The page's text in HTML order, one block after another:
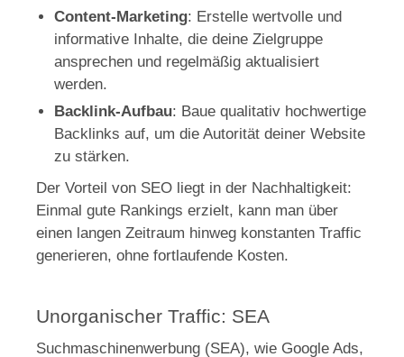
Content-Marketing: Erstelle wertvolle und
informative Inhalte, die deine Zielgruppe
ansprechen und regelmäßig aktualisiert
werden.
Backlink-Aufbau: Baue qualitativ hochwertige
Backlinks auf, um die Autorität deiner Website
zu stärken.
Der Vorteil von SEO liegt in der Nachhaltigkeit:
Einmal gute Rankings erzielt, kann man über
einen langen Zeitraum hinweg konstanten Traffic
generieren, ohne fortlaufende Kosten.
Unorganischer Traffic: SEA
Suchmaschinenwerbung (SEA), wie Google Ads,